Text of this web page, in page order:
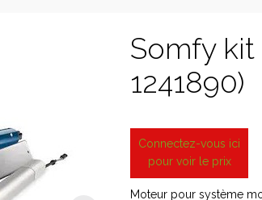
Somfy kit
1241890)
Connectez-vous ici
pour voir le prix
Moteur pour système